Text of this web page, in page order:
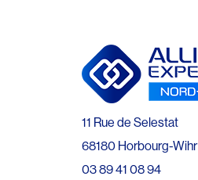
11 Rue de Selestat
68180 Horbourg-Wihr
03 89 41 08 94